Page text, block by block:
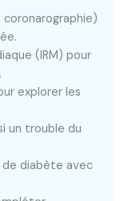
coronarographie)
(IRM) pour
explorer les
un trouble du
de diabète avec